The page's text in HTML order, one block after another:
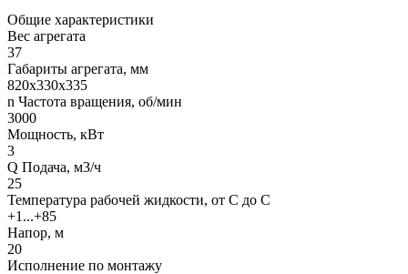
Общие характеристики
Вес агрегата
37
Габариты агрегата, мм
820х330х335
n Частота вращения, об/мин
3000
Мощность, кВт
3
Q Подача, м3/ч
25
Температура рабочей жидкости, от С до С
+1...+85
Напор, м
20
Исполнение по монтажу